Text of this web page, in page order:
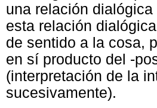
una relación
esta relación
de sentido a la cosa,
en sí producto del -
(interpretación de la
sucesivamente).